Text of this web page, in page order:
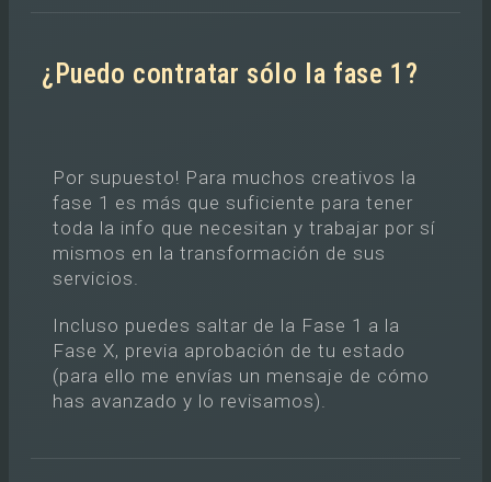
¿Puedo contratar sólo la fase 1?
Por supuesto! Para muchos creativos la
fase 1 es más que suficiente para tener
toda la info que necesitan y trabajar por sí
mismos en la transformación de sus
servicios.
Incluso puedes saltar de la Fase 1 a la
Fase X, previa aprobación de tu estado
(para ello me envías un mensaje de cómo
has avanzado y lo revisamos).